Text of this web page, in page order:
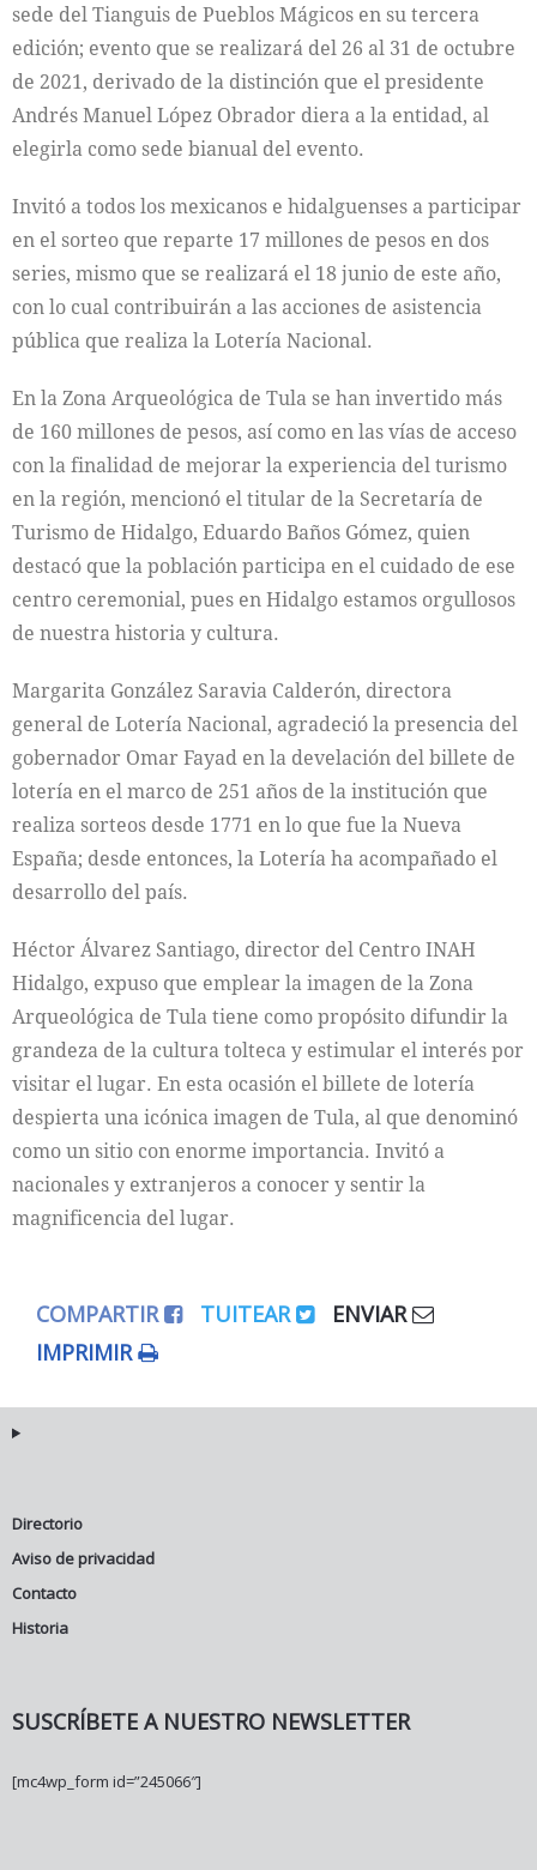
sede del Tianguis de Pueblos Mágicos en su tercera
edición; evento que se realizará del 26 al 31 de octubre
de 2021, derivado de la distinción que el presidente
Andrés Manuel López Obrador diera a la entidad, al
elegirla como sede bianual del evento.
Invitó a todos los mexicanos e hidalguenses a participar
en el sorteo que reparte 17 millones de pesos en dos
series, mismo que se realizará el 18 junio de este año,
con lo cual contribuirán a las acciones de asistencia
pública que realiza la Lotería Nacional.
En la Zona Arqueológica de Tula se han invertido más
de 160 millones de pesos, así como en las vías de acceso
con la finalidad de mejorar la experiencia del turismo
en la región, mencionó el titular de la Secretaría de
Turismo de Hidalgo, Eduardo Baños Gómez, quien
destacó que la población participa en el cuidado de ese
centro ceremonial, pues en Hidalgo estamos orgullosos
de nuestra historia y cultura.
Margarita González Saravia Calderón, directora
general de Lotería Nacional, agradeció la presencia del
gobernador Omar Fayad en la develación del billete de
lotería en el marco de 251 años de la institución que
realiza sorteos desde 1771 en lo que fue la Nueva
España; desde entonces, la Lotería ha acompañado el
desarrollo del país.
Héctor Álvarez Santiago, director del Centro INAH
Hidalgo, expuso que emplear la imagen de la Zona
Arqueológica de Tula tiene como propósito difundir la
grandeza de la cultura tolteca y estimular el interés por
visitar el lugar. En esta ocasión el billete de lotería
despierta una icónica imagen de Tula, al que denominó
como un sitio con enorme importancia. Invitó a
nacionales y extranjeros a conocer y sentir la
magnificencia del lugar.
COMPARTIR TUITEAR
ENVIAR
IMPRIMIR
Directorio
Aviso de privacidad
Contacto
Historia
SUSCRÍBETE A NUESTRO NEWSLETTER
[mc4wp_form id=”245066″]